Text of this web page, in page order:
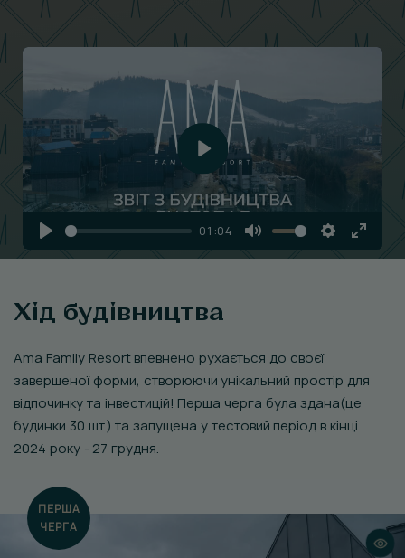
Play
01:04
Mute Settings
Enter
Play
Хід будівництва
Ama Family Resort впевнено рухається до своєї
завершеної форми, створюючи унікальний простір для
відпочинку та інвестицій! Перша черга була здана(це
будинки 30 шт.) та запущена у тестовий період в кінці
2024 року - 27 грудня.
ПЕРША
ЧЕРГА